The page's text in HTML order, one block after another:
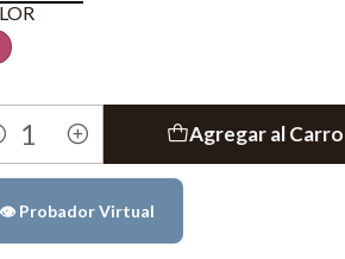
Agregar al Carro
👁️ Probador Virtual